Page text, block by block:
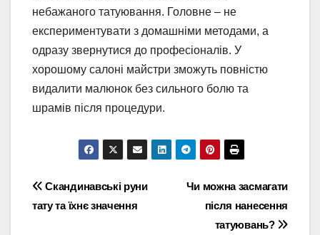
небажаного татуювання. Головне – не
експериментувати з домашніми методами, а
одразу звернутися до професіоналів. У
хорошому салоні майстри зможуть повністю
видалити малюнок без сильного болю та
шрамів після процедури.
Навігація
записів
Чи можна засмагати
після нанесення
татуювань?
Скандинавські руни
тату та їхнє значення